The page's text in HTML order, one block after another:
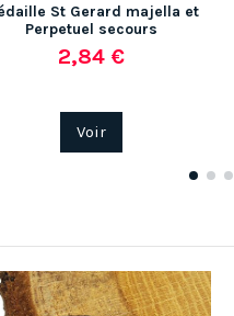
St Gerard majella et
Perpetuel secours
2,84 €
Voir